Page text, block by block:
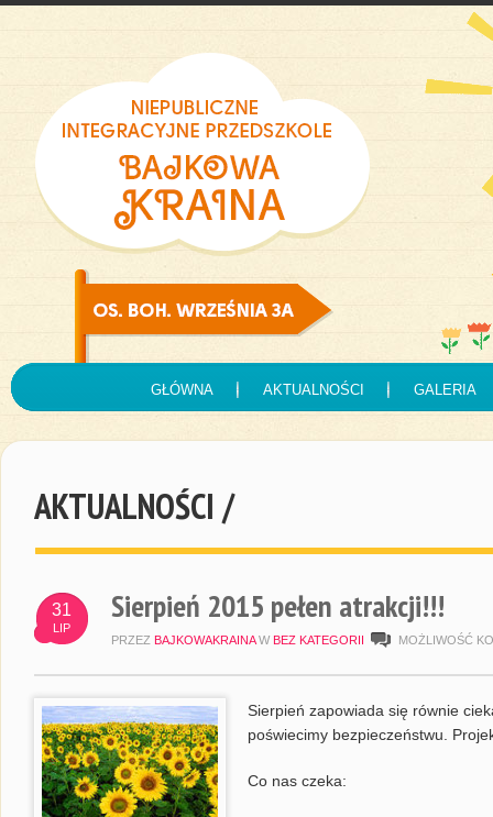
GŁÓWNA AKTUALNOŚCI GALERIA
AKTUALNOŚCI /
31
LIP
Sierpień 2015 pełen atrakcji!!!
PRZEZ BAJKOWAKRAINA W BEZ KATEGORII MOŻLIWOŚĆ
Sierpień zapowiada się równie
poświecimy bezpieczeństwu.
Co nas czeka: